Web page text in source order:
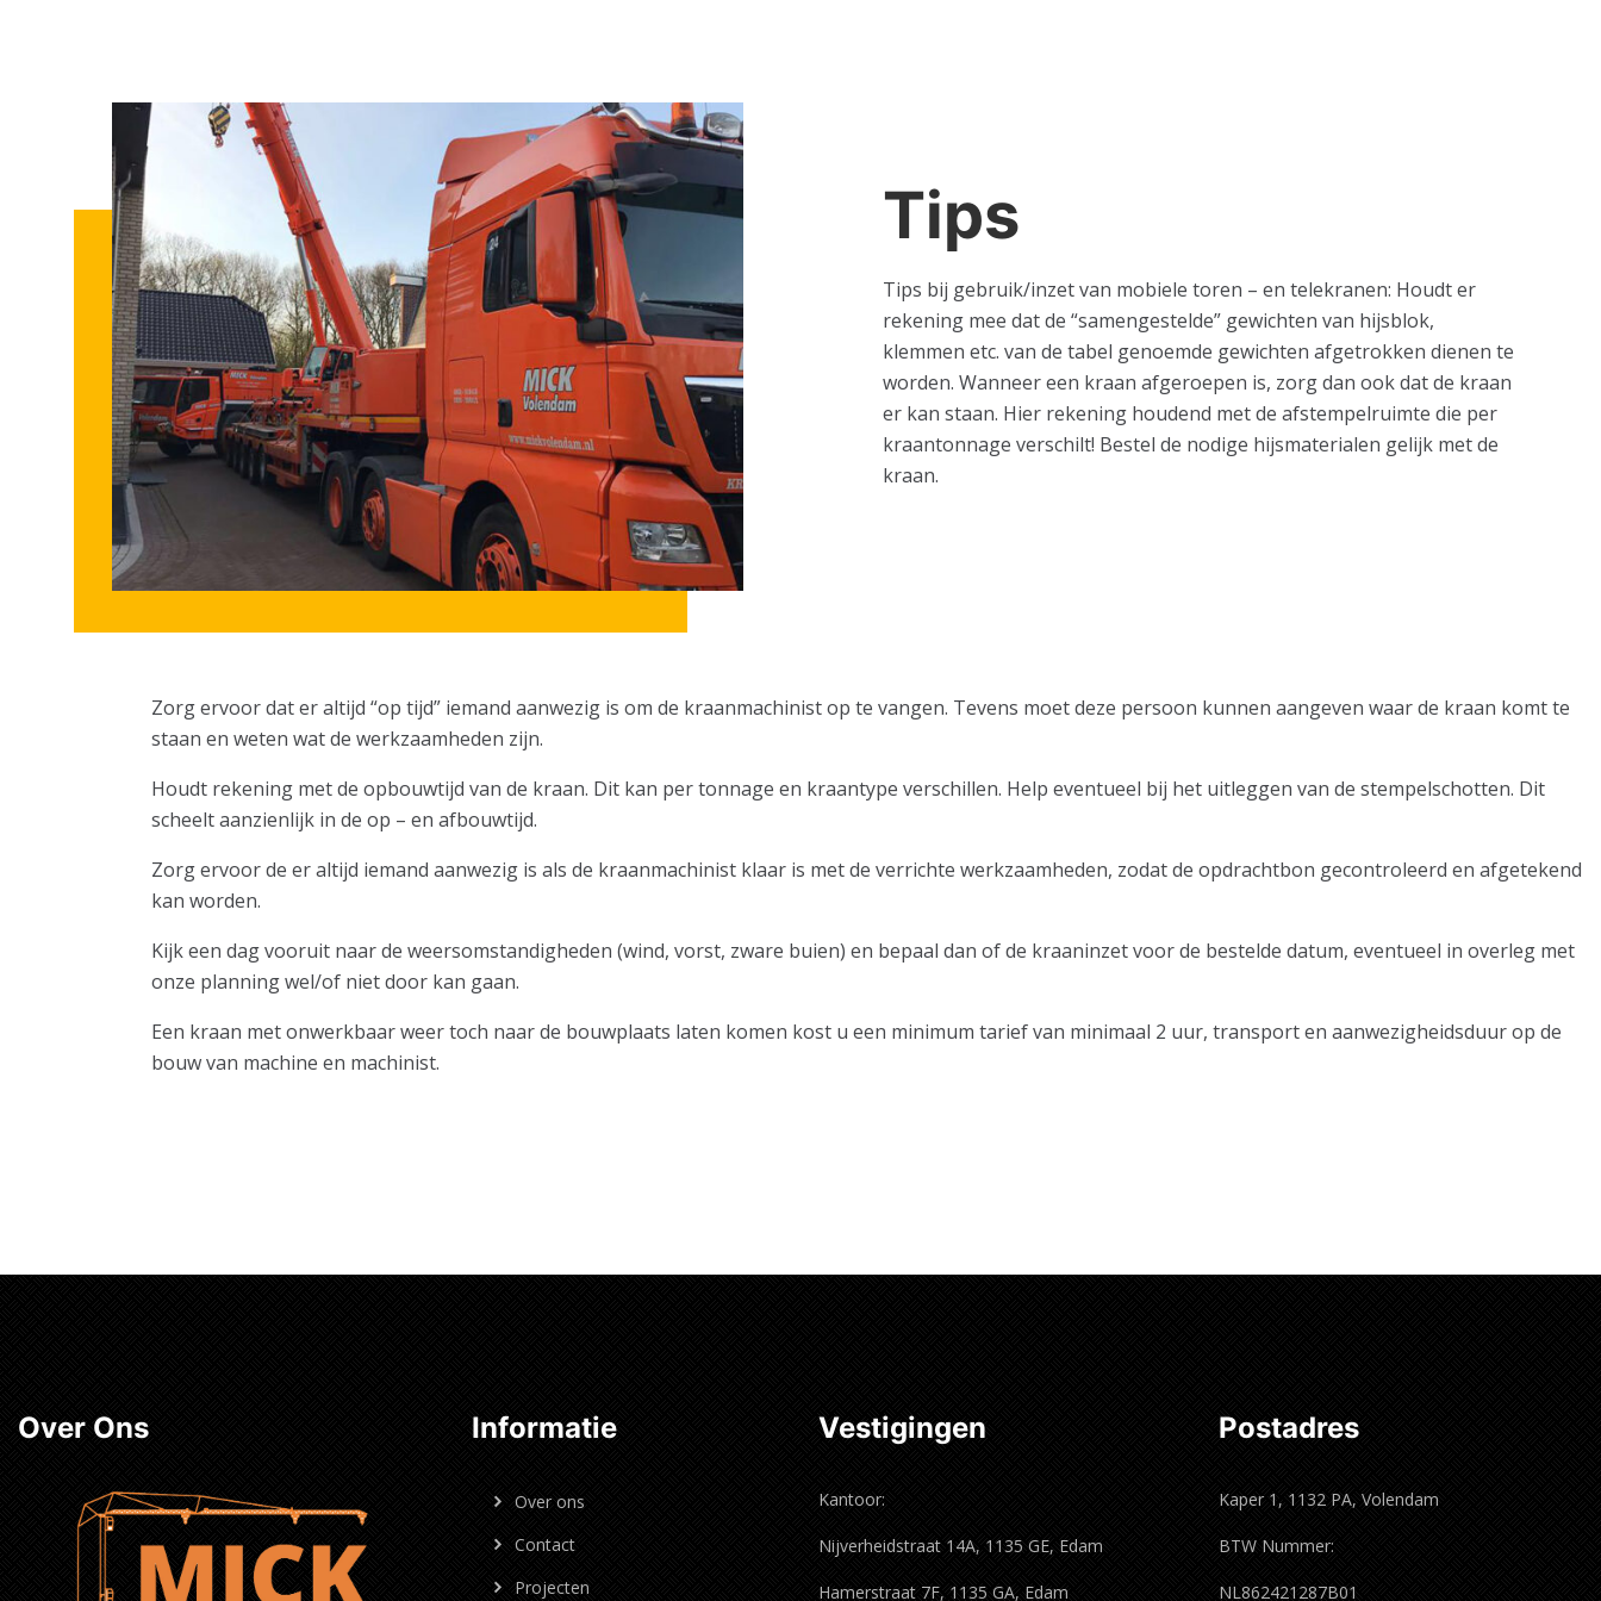
Tips
Tips bij gebruik/inzet van mobiele toren – en telekranen: Houdt er
rekening mee dat de “samengestelde” gewichten van hijsblok,
klemmen etc. van de tabel genoemde gewichten afgetrokken dienen te
worden. Wanneer een kraan afgeroepen is, zorg dan ook dat de kraan
er kan staan. Hier rekening houdend met de afstempelruimte die per
kraantonnage verschilt! Bestel de nodige hijsmaterialen gelijk met de
kraan.
Zorg ervoor dat er altijd “op tijd” iemand aanwezig is om de kraanmachinist op te vangen. Tevens moet deze persoon kunnen aangeven waar de kraan komt te
staan en weten wat de werkzaamheden zijn.
Houdt rekening met de opbouwtijd van de kraan. Dit kan per tonnage en kraantype verschillen. Help eventueel bij het uitleggen van de stempelschotten. Dit
scheelt aanzienlijk in de op – en afbouwtijd.
Zorg ervoor de er altijd iemand aanwezig is als de kraanmachinist klaar is met de verrichte werkzaamheden, zodat de opdrachtbon gecontroleerd en afgetekend
kan worden.
Kijk een dag vooruit naar de weersomstandigheden (wind, vorst, zware buien) en bepaal dan of de kraaninzet voor de bestelde datum, eventueel in overleg met
onze planning wel/of niet door kan gaan.
Een kraan met onwerkbaar weer toch naar de bouwplaats laten komen kost u een minimum tarief van minimaal 2 uur, transport en aanwezigheidsduur op de
bouw van machine en machinist.
Over Ons Informatie
Over ons
Contact
Projecten
Vestigingen
Kantoor:
Nijverheidstraat 14A, 1135 GE, Edam
Hamerstraat 7F, 1135 GA, Edam
Postadres
Kaper 1, 1132 PA, Volendam
BTW Nummer:
NL862421287B01